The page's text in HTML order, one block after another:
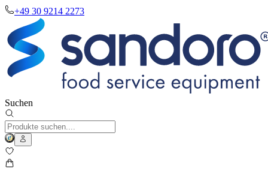
+49 30 9214 2273
Suchen